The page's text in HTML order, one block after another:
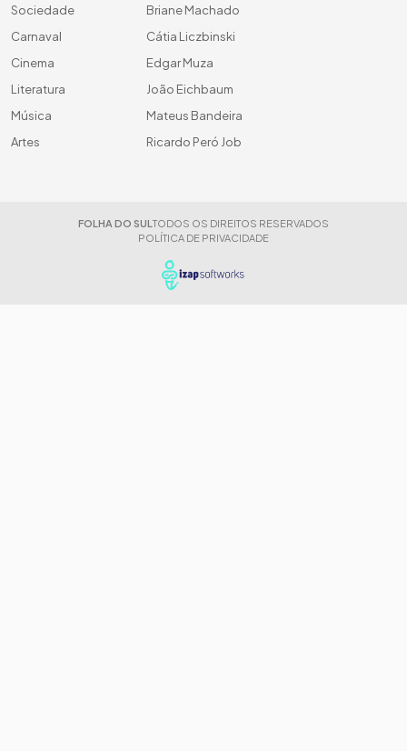
Sociedade
Carnaval
Cinema
Literatura
Música
Artes
Briane Machado
Cátia Liczbinski
Edgar Muza
João Eichbaum
Mateus Bandeira
Ricardo Peró Job
FOLHA DO SUL TODOS OS DIREITOS RESERVADOS
POLÍTICA DE PRIVACIDADE